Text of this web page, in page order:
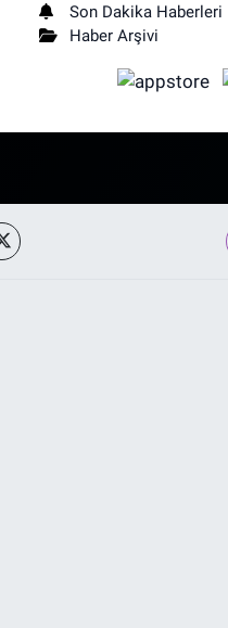
Son Dakika Haberleri
Haber Arşivi